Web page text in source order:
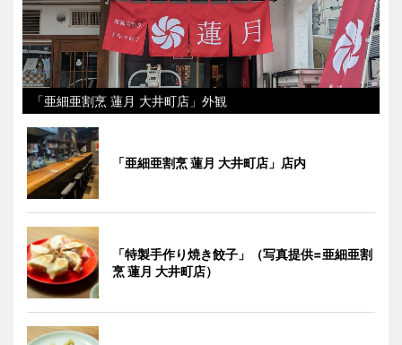
「亜細亜割烹 蓮月 大井町店」外観
「亜細亜割烹 蓮月 大井町店」店内
「特製手作り焼き餃子」（写真提供=亜細亜割
烹 蓮月 大井町店）